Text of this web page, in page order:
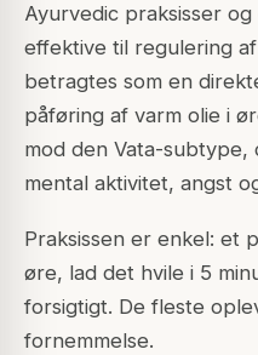
Ayurvedic praksisser
effektive til regulering
betragtes som en
påføring af varm olie i
mod den Vata-
mental aktivitet, angst
Praksissen er enkel: et
øre, lad det hvile i 5
forsigtigt. De fleste
fornemmelse.